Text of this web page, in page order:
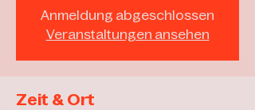
Anmeldung abgeschlossen
Veranstaltungen ansehen
Zeit & Ort